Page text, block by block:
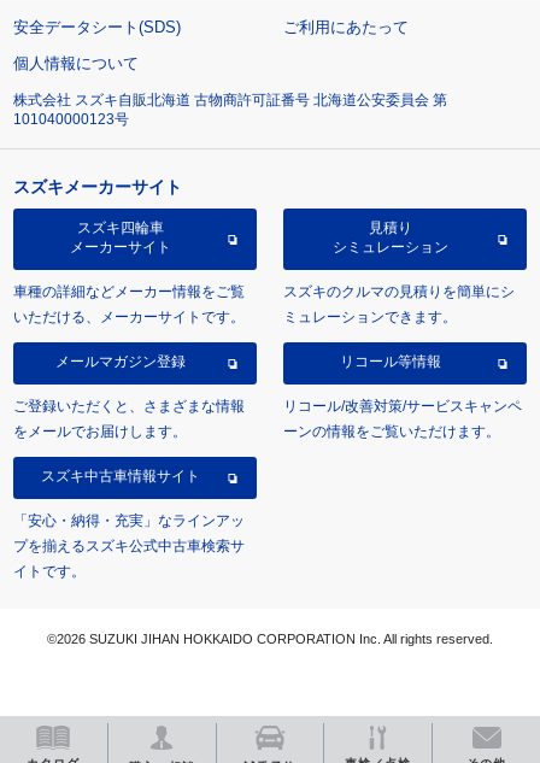
安全データシート(SDS)
ご利用にあたって
個人情報について
株式会社 スズキ自販北海道 古物商許可証番号 北海道公安委員会 第
101040000123号
スズキメーカーサイト
スズキ四輪車
メーカーサイト
車種の詳細などメーカー情報をご覧
いただける、メーカーサイトです。
見積り
シミュレーション
スズキのクルマの見積りを簡単にシ
ミュレーションできます。
メールマガジン登録
ご登録いただくと、さまざまな情報
をメールでお届けします。
リコール等情報
リコール/改善対策/サービスキャンペ
ーンの情報をご覧いただけます。
スズキ中古車情報サイト
「安心・納得・充実」なラインアッ
プを揃えるスズキ公式中古車検索サ
イトです。
©2026 SUZUKI JIHAN HOKKAIDO CORPORATION Inc. All rights reserved.